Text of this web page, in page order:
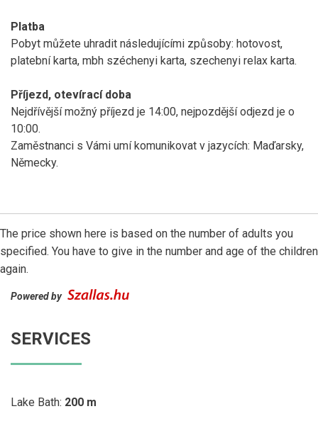
Platba
Pobyt můžete uhradit následujícími způsoby: hotovost,
platební karta, mbh széchenyi karta, szechenyi relax karta.
Příjezd, otevírací doba
Nejdřívější možný příjezd je 14:00, nejpozdější odjezd je o
10:00.
Zaměstnanci s Vámi umí komunikovat v jazycích: Maďarsky,
Německy.
The price shown here is based on the number of adults you
specified. You have to give in the number and age of the children
again.
Powered by
SERVICES
Lake Bath: 200 m